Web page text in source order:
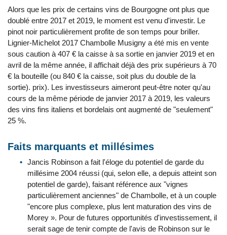
Alors que les prix de certains vins de Bourgogne ont plus que
doublé entre 2017 et 2019, le moment est venu d'investir. Le
pinot noir particulièrement profite de son temps pour briller.
Lignier-Michelot 2017 Chambolle Musigny a été mis en vente
sous caution à 407 € la caisse à sa sortie en janvier 2019 et en
avril de la même année, il affichait déjà des prix supérieurs à 70
€ la bouteille (ou 840 € la caisse, soit plus du double de la
sortie). prix). Les investisseurs aimeront peut-être noter qu'au
cours de la même période de janvier 2017 à 2019, les valeurs
des vins fins italiens et bordelais ont augmenté de "seulement"
25 %.
Faits marquants et millésimes
Jancis Robinson a fait l'éloge du potentiel de garde du
millésime 2004 réussi (qui, selon elle, a depuis atteint son
potentiel de garde), faisant référence aux "vignes
particulièrement anciennes" de Chambolle, et à un couple
"encore plus complexe, plus lent maturation des vins de
Morey ». Pour de futures opportunités d'investissement, il
serait sage de tenir compte de l'avis de Robinson sur le